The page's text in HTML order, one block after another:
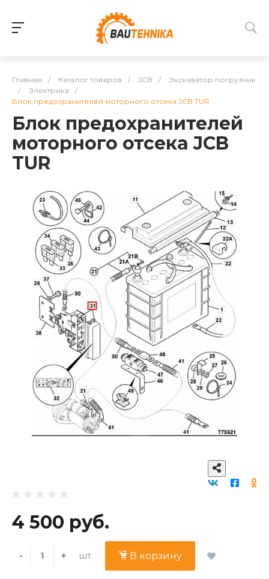
Главная / Каталог товаров / JCB /
Экскаватор погрузчик
/
Электрика
/
Блок предохранителей моторного отсека JCB TUR
Блок предохранителей
моторного отсека JCB
TUR
4 500 руб.
- + шт. В корзину